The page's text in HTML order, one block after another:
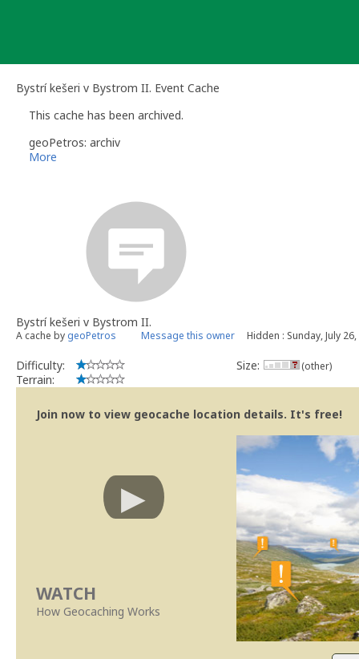
Bystrí kešeri v Bystrom II. Event Cache
This cache has been archived.
geoPetros: archiv
More
Bystrí kešeri v Bystrom II.
A cache by geoPetros Message this owner Hidden : Sunday, July
Difficulty:
Terrain:
Size: (other)
Join now to view geocache location details. It's free!
WATCH
How Geocaching Works